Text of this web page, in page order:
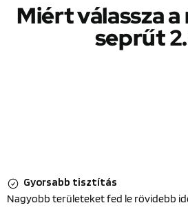
Miért válassza
seprűt
Gyorsabb tisztítás
Nagyobb területeket fed le rövidebb